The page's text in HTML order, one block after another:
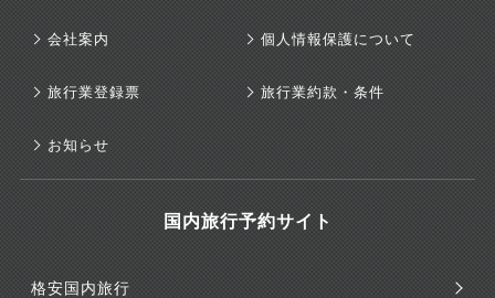
会社案内 個人情報保護について
旅行業登録票 旅行業約款・条件
お知らせ
国内旅行予約サイト
格安国内旅行